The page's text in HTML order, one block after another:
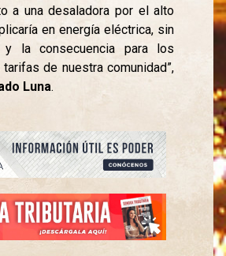
a una desaladora por el alto
en energía eléctrica, sin
y la consecuencia para los
de nuestra comunidad”,
Luna.